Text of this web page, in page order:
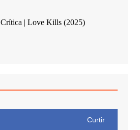
Crítica | Love Kills (2025)
Curtir